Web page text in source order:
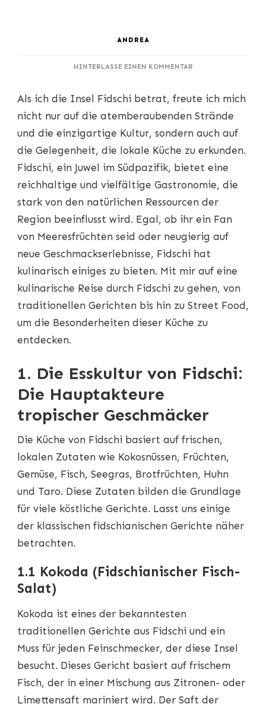
ANDREA
HINTERLASSE EINEN KOMMENTARZU
ENTDECKEN:
UNVERZICHTBARE
KÖSTLICHKEITEN
LOKALE
SPEZIALITÄTEN
Als ich die Insel Fidschi betrat, freute ich mich
nicht nur auf die atemberaubenden Strände
und die einzigartige Kultur, sondern auch auf
die Gelegenheit, die lokale Küche zu erkunden.
Fidschi, ein Juwel im Südpazifik, bietet eine
reichhaltige und vielfältige Gastronomie, die
stark von den natürlichen Ressourcen der
Region beeinflusst wird. Egal, ob ihr ein Fan
von Meeresfrüchten seid oder neugierig auf
neue Geschmackserlebnisse, Fidschi hat
kulinarisch einiges zu bieten. Mit mir auf eine
kulinarische Reise durch Fidschi zu gehen, von
traditionellen Gerichten bis hin zu Street Food,
um die Besonderheiten dieser Küche zu
entdecken.
1. Die Esskultur von Fidschi:
Die Hauptakteure
tropischer Geschmäcker
Die Küche von Fidschi basiert auf frischen,
lokalen Zutaten wie Kokosnüssen, Früchten,
Gemüse, Fisch, Seegras, Brotfrüchten, Huhn
und Taro. Diese Zutaten bilden die Grundlage
für viele köstliche Gerichte. Lasst uns einige
der klassischen fidschianischen Gerichte näher
betrachten.
1.1 Kokoda (Fidschianischer Fisch-
Salat)
Kokoda ist eines der bekanntesten
traditionellen Gerichte aus Fidschi und ein
Muss für jeden Feinschmecker, der diese Insel
besucht. Dieses Gericht basiert auf frischem
Fisch, der in einer Mischung aus Zitronen- oder
Limettensaft mariniert wird. Der Saft der